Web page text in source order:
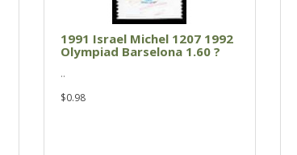
1991 Israel Michel 1207 1992
Olympiad Barselona 1.60 ?
..
$0.98